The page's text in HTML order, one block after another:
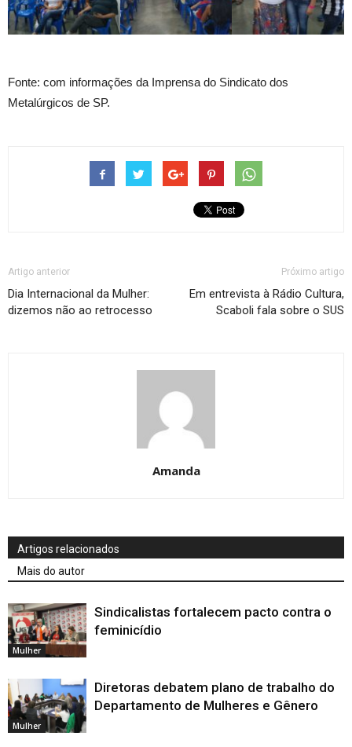
Fonte: com informações da Imprensa do Sindicato dos
Metalúrgicos de SP.
Artigo anterior
Dia Internacional da Mulher:
dizemos não ao retrocesso
Próximo artigo
Em entrevista à Rádio Cultura,
Scaboli fala sobre o SUS
Amanda
Artigos relacionados
Mais do autor
Mulher
Sindicalistas fortalecem pacto contra o
feminicídio
Mulher
Diretoras debatem plano de trabalho do
Departamento de Mulheres e Gênero